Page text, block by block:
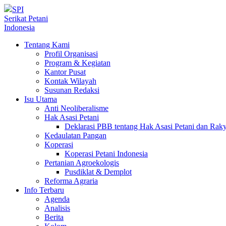
SPI
Serikat Petani
Indonesia
Tentang Kami
Profil Organisasi
Program & Kegiatan
Kantor Pusat
Kontak Wilayah
Susunan Redaksi
Isu Utama
Anti Neoliberalisme
Hak Asasi Petani
Deklarasi PBB tentang Hak Asasi Petani dan
Kedaulatan Pangan
Koperasi
Koperasi Petani Indonesia
Pertanian Agroekologis
Pusdiklat & Demplot
Reforma Agraria
Info Terbaru
Agenda
Analisis
Berita